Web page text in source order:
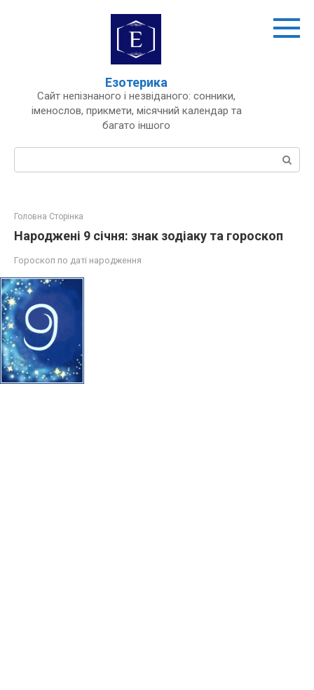
Езотерика
Сайт непізнаного і незвіданого: сонники,
іменослов, прикмети, місячний календар та
багато іншого
Пошук:
Головна Сторінка
Народжені 9 січня: знак зодіаку та гороскоп
Гороскоп по даті народження